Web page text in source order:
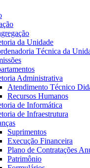
da Unidade
Técnica da
Administrativa
Atendimento Técnico
Recursos Humanos
de Informática
de Infraestrutura
Suprimentos
Execução Financeira
Plano de Contratações
Patrimônio